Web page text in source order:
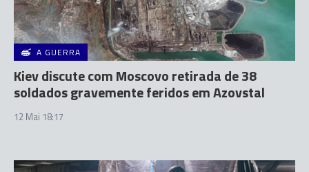
A GUERRA
Kiev discute com Moscovo retirada de 38
soldados gravemente feridos em Azovstal
12 Mai 18:17